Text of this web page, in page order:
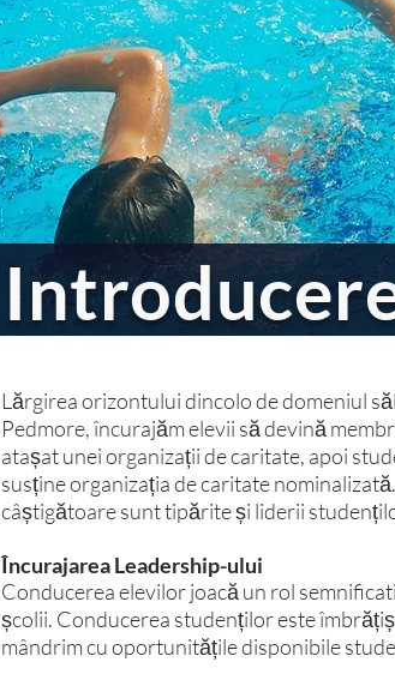
Lărgirea orizontului dincolo de domeniul
Pedmore, încurajăm elevii să devină
atașat unei organizații de caritate, apoi
susține organizația de caritate
câștigătoare sunt tipărite și liderii
Încurajarea Leadership-ului
Conducerea elevilor joacă un rol
școlii. Conducerea studenților este
mândrim cu oportunitățile disponibile